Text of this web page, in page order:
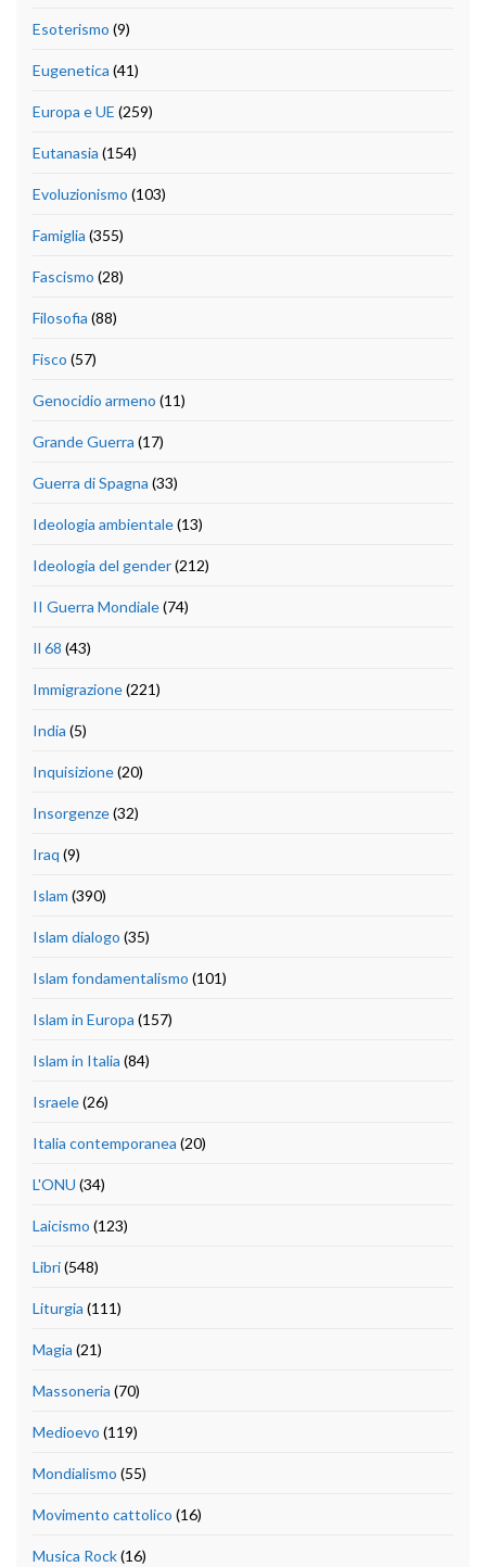
Esoterismo (9)
Eugenetica (41)
Europa e UE (259)
Eutanasia (154)
Evoluzionismo (103)
Famiglia (355)
Fascismo (28)
Filosofia (88)
Fisco (57)
Genocidio armeno (11)
Grande Guerra (17)
Guerra di Spagna (33)
Ideologia ambientale(13)
Ideologia del gender(212)
II Guerra Mondiale(74)
Il 68 (43)
Immigrazione(221)
India (5)
Inquisizione(20)
Insorgenze(32)
Iraq (9)
Islam (390)
Islam dialogo (35)
Islam fondamentalismo (101)
Islam in Europa (157)
Islam in Italia (84)
Israele(26)
Italia contemporanea (20)
L'ONU (34)
Laicismo (123)
Libri(548)
Liturgia (111)
Magia (21)
Massoneria (70)
Medioevo (119)
Mondialismo (55)
Movimento cattolico (16)
Musica Rock(16)